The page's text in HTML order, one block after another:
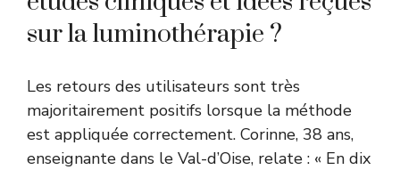
sur la luminothérapie ?
Les retours des utilisateurs sont très
majoritairement positifs lorsque la méthode
est appliquée correctement. Corinne, 38 ans,
enseignante dans le Val-d’Oise, relate : « En dix